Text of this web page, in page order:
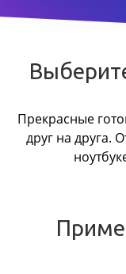
Прекрасные
друг на друга.